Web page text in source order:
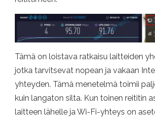
Tämä on loistava ratkaisu laitteiden
jotka tarvitsevat nopean ja vakaan
yhteyden. Tämä menetelmä toimii
kuin langaton silta. Kun toinen reititin
laitteen lähelle ja Wi-Fi-yhteys on